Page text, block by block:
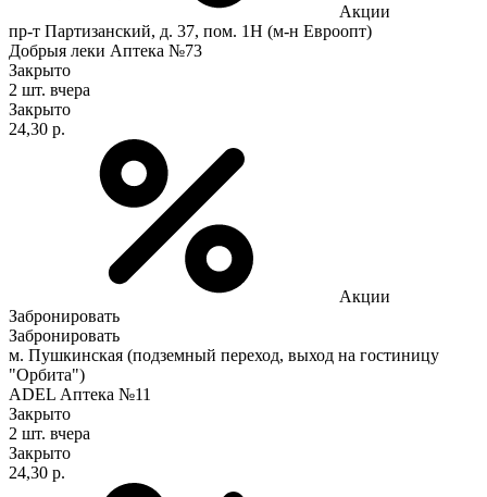
Акции
пр-т Партизанский, д. 37, пом. 1Н (м-н Евроопт)
Добрыя леки Аптека №73
Закрыто
2 шт. вчера
Закрыто
24,30 р.
Акции
Забронировать
Забронировать
м. Пушкинская (подземный переход, выход на гостиницу
"Орбита")
ADEL Аптека №11
Закрыто
2 шт. вчера
Закрыто
24,30 р.